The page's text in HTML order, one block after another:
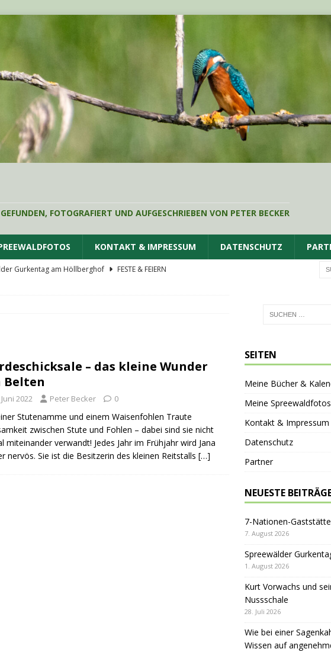
FOTOGRAFIERT UND AUFGESCHRIEBEN VON PETER BECKER
KONTAKT & IMPRESSUM DATENSCHUTZ
Gurkentag am Höllberghof
FESTE & FEIERN
Sagenkahnfahrt Unterhaltung und Wissen auf angenehme Weise
Gaststätte Dubkowmühle SPREEWALDTOURISMUS
– das kleine Wunder
Belten
2022 Peter Becker 0
Stutenamme und einem Waisenfohlen Traute
zwischen Stute und Fohlen – dabei sind sie nicht
miteinander verwandt! Jedes Jahr im Frühjahr wird Jana
nervös. Sie ist die Besitzerin des kleinen Reitstalls […]
SEITEN
Meine Bücher &
Meine Spreewaldfotos
Kontakt & Impressum
Datenschutz
Partner
NEUESTE
7-Nationen-
7. August 2026
Spreewälder
1. August 2026
Kurt Vorwachs und
Nussschale
28. Juli 2026
Wie bei einer
Wissen auf